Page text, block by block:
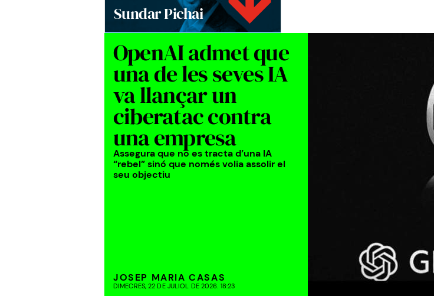
Sundar Pichai
OpenAI admet que
una de les seves IA
va llançar un
ciberatac contra
una empresa
Assegura que no es tracta d’una IA
“rebel” sinó que només volia assolir el
seu objectiu
JOSEP MARIA CASAS
DIMECRES, 22 DE JULIOL DE 2026. 18:23